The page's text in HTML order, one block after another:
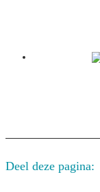
Deel deze pagina: